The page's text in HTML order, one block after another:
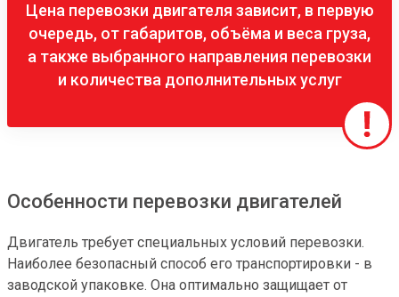
Цена перевозки двигателя зависит, в первую
очередь, от габаритов, объёма и веса груза,
а также выбранного направления перевозки
и количества дополнительных услуг
Особенности перевозки двигателей
Двигатель требует специальных условий перевозки.
Наиболее безопасный способ его транспортировки - в
заводской упаковке. Она оптимально защищает от